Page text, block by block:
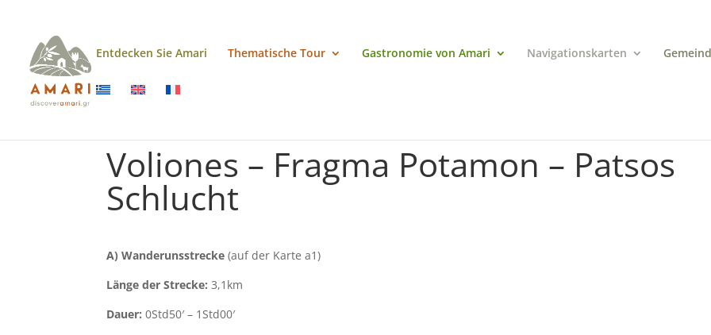
Entdecken Sie Amari Thematische Tour Gastronomie von Amari Navigationskarten
Voliones – Fragma Potamon – Patsos
Schlucht
A) Wanderunsstrecke(auf der Karte a1)
Länge der Strecke:3,1km
Dauer:0Std50′ – 1Std00′